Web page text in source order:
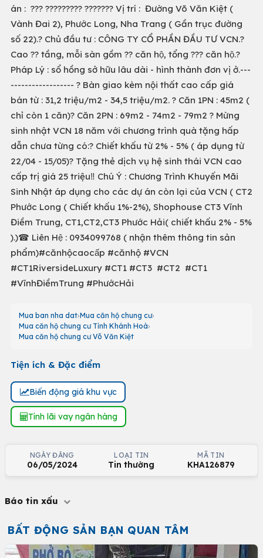
án : ??? ????????? ??????? Vị trí : Đường Võ Văn Kiệt (
Vành Đai 2), Phước Long, Nha Trang ( Gần trục đường
số 22).? Chủ đầu tư : CÔNG TY CỔ PHẦN ĐẦU TƯ VCN.?
Cao ?? tầng, mỗi sàn gồm ?? căn hộ, tổng ??? căn hộ.?
Pháp Lý : sổ hồng sở hữu lâu dài - hình thành đơn vị ở.---
------------------ ? Bàn giao kèm nội thất cao cấp giá
bán từ : 31,2 triệu/m2 - 34,5 triệu/m2. ? Căn 1PN : 45m2 (
chỉ còn 1 căn)? Căn 2PN : 69m2 - 74m2 - 79m2 ? Mừng
sinh nhật VCN 18 năm với chương trình quà tặng hấp
dẫn chưa từng có:? Chiết khấu từ 2% - 5% ( áp dụng từ
22/04 - 15/05)? Tặng thẻ dịch vụ hệ sinh thái VCN cao
cấp trị giá 25 triệu‼️ Chú Ý : Chương Trình Khuyến Mãi
Sinh Nhật áp dụng cho các dự án còn lại của VCN ( CT2
Phước Long ( Chiết khấu 1%-2%), Shophouse CT3 Vĩnh
Điềm Trung, CT1,CT2,CT3 Phước Hải( chiết khấu 2% - 5%
).)☎ Liên Hệ : 0934099768 ( nhận thêm thông tin sản
phẩm)#cănhộcaocấp #cănhộ #VCN
#CT1RiversideLuxury #CT1 #CT3 #CT2 #CT1
#VĩnhĐiềmTrung #PhướcHải
Mua ban nha dat Mua căn hộ chung cư
Mua căn hộ chung cư Tỉnh Khánh Hoà
Mua căn hộ chung cư Võ Văn Kiệt
Tiện ích & Đặc điểm
Biến động giá khu vực
Tính lãi vay ngân hàng
NGÀY ĐĂNG
06/05/2024
LOẠI TIN
Tin thường
MÃ TIN
KHA126879
Báo tin xấu
BẤT ĐỘNG SẢN BẠN QUAN TÂM